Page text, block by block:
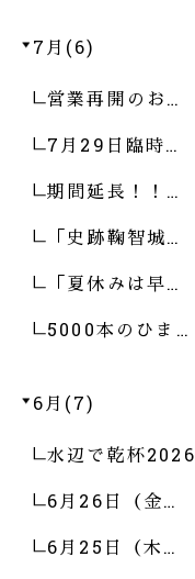
7月(6)
営業再開のお…
7月29日臨時…
期間延長！！…
「史跡鞠智城…
「夏休みは早…
5000本のひま…
6月(7)
水辺で乾杯2026
6月26日（金…
6月25日（木…